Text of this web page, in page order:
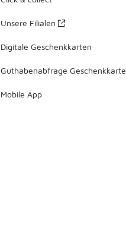
Unsere Filialen
Digitale Geschenkkarten
Guthabenabfrage Geschenkkarte
Mobile App